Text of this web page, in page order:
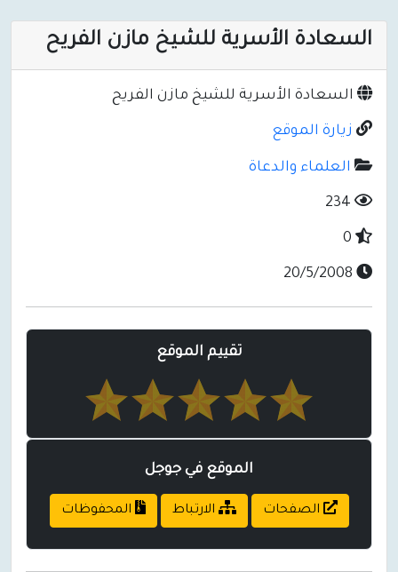
السعادة الأسرية للشيخ مازن الفريح
السعادة الأسرية للشيخ مازن الفريح
زيارة الموقع
العلماء والدعاة
تقييم الموقع
الموقع في جوجل
الصفحات الارتباط المحفوظات